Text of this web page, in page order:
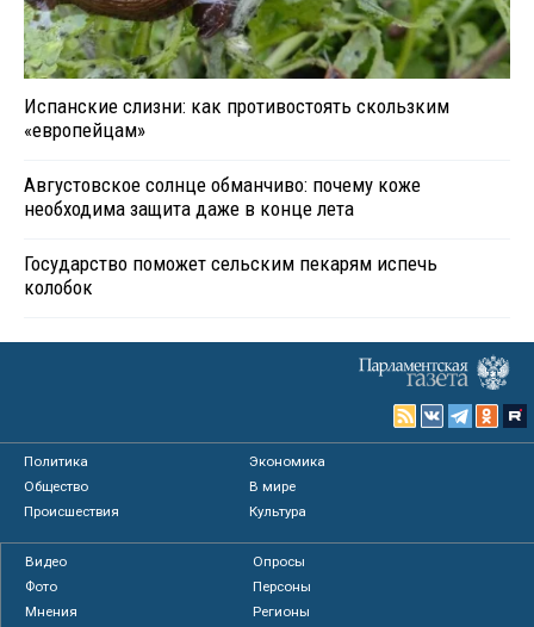
Испанские слизни: как противостоять скользким
«европейцам»
Августовское солнце обманчиво: почему коже
необходима защита даже в конце лета
Государство поможет сельским пекарям испечь
колобок
Политика
Экономика
Общество
В мире
Происшествия
Культура
Видео
Опросы
Фото
Персоны
Мнения
Регионы